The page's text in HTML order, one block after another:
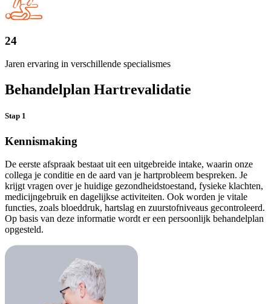
24
Jaren ervaring in verschillende specialismes
Behandelplan Hartrevalidatie
Stap 1
Kennismaking
De eerste afspraak bestaat uit een uitgebreide intake, waarin onze
collega je conditie en de aard van je hartprobleem bespreken. Je
krijgt vragen over je huidige gezondheidstoestand, fysieke klachten,
medicijngebruik en dagelijkse activiteiten. Ook worden je vitale
functies, zoals bloeddruk, hartslag en zuurstofniveaus gecontroleerd.
Op basis van deze informatie wordt er een persoonlijk behandelplan
opgesteld.